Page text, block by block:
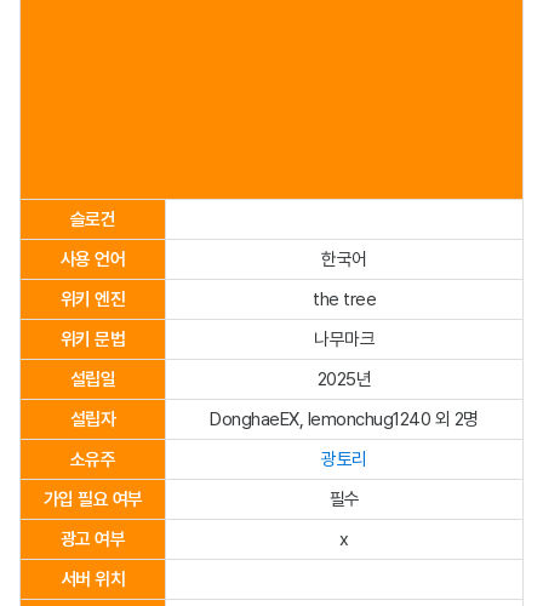
슬로건
사용 언어
한국어
위키 엔진
the tree
위키 문법
나무마크
설립일
2025년
설립자
DonghaeEX, lemonchug1240 외 2명
소유주
광토리
가입 필요 여부
필수
광고 여부
x
서버 위치